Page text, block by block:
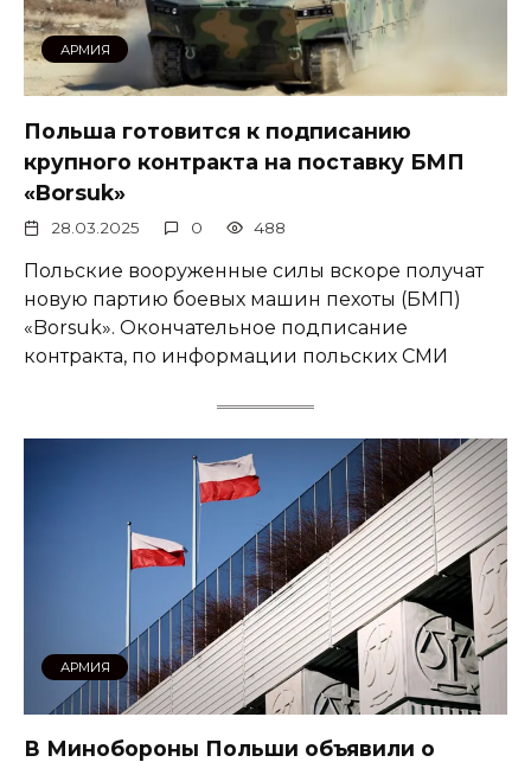
АРМИЯ
Польша готовится к подписанию
крупного контракта на поставку БМП
«Borsuk»
28.03.2025 0 488
Польские вооруженные силы вскоре получат
новую партию боевых машин пехоты (БМП)
«Borsuk». Окончательное подписание
контракта, по информации польских СМИ
АРМИЯ
В Минобороны Польши объявили о